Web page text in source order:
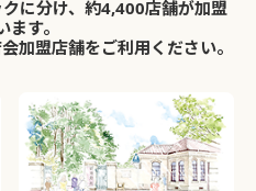
に分け、約4,400店舗が加盟
ます。
加盟店舗をご利用ください。